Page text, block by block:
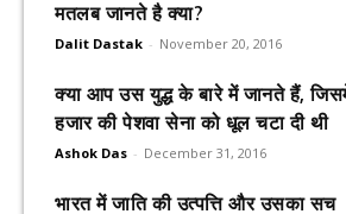
मतलब जानते है क्या?
Dalit Dastak - November 20, 2016
क्या आप उस युद्ध के बारे में जानते हैं,
हजार की पेशवा सेना को धूल चटा दी थी
Ashok Das - December 31, 2016
भारत में जाति की उत्पत्ति और उसका सच